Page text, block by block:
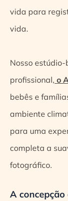
vida para
vida.
Nosso
profissional, o
bebês e
ambiente
para uma
completa a
fotográfico.
A